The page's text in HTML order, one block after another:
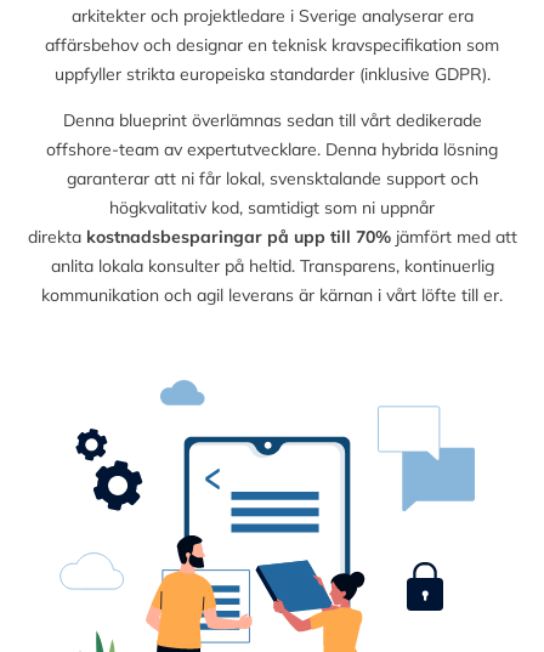
arkitekter och projektledare i Sverige analyserar era
affärsbehov och designar en teknisk kravspecifikation som
uppfyller strikta europeiska standarder (inklusive GDPR).
Denna blueprint överlämnas sedan till vårt dedikerade
offshore-team av expertutvecklare. Denna hybrida lösning
garanterar att ni får lokal, svensktalande support och
högkvalitativ kod, samtidigt som ni uppnår
direkta kostnadsbesparingar på upp till 70%jämfört med att
anlita lokala konsulter på heltid. Transparens, kontinuerlig
kommunikation och agil leverans är kärnan i vårt löfte till er.